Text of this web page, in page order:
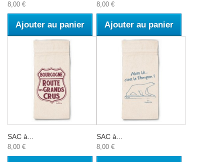
8,00 €
Ajouter au panier
8,00 €
Ajouter au panier
SAC à...
8,00 €
SAC à...
8,00 €